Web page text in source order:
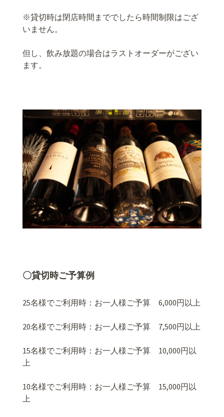
※貸切時は閉店時間まででしたら時間制限はござ
いません。
但し、飲み放題の場合はラストオーダーがござい
ます。
〇貸切時ご予算例
25名様でご利用時：お一人様ご予算 6,000円以上
20名様でご利用時：お一人様ご予算 7,500円以上
15名様でご利用時：お一人様ご予算 10,000円以
上
10名様でご利用時：お一人様ご予算 15,000円以
上